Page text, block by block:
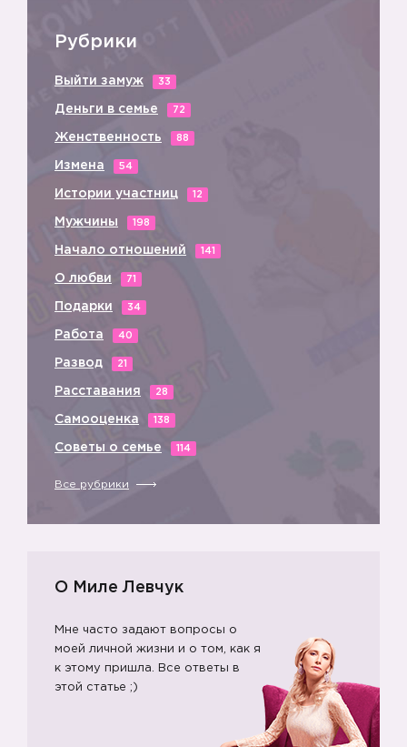
Рубрики
Выйти замуж 33
Деньги в семье 72
Женственность 88
Измена 54
Истории участниц 12
Мужчины 198
Начало отношений 141
О любви 71
Подарки 34
Работа 40
Развод 21
Расставания 28
Самооценка 138
Советы о семье 114
Все рубрики
О Миле Левчук
Мне часто задают вопросы о
моей личной жизни и о том, как я
к этому пришла. Все ответы в
этой статье ;)